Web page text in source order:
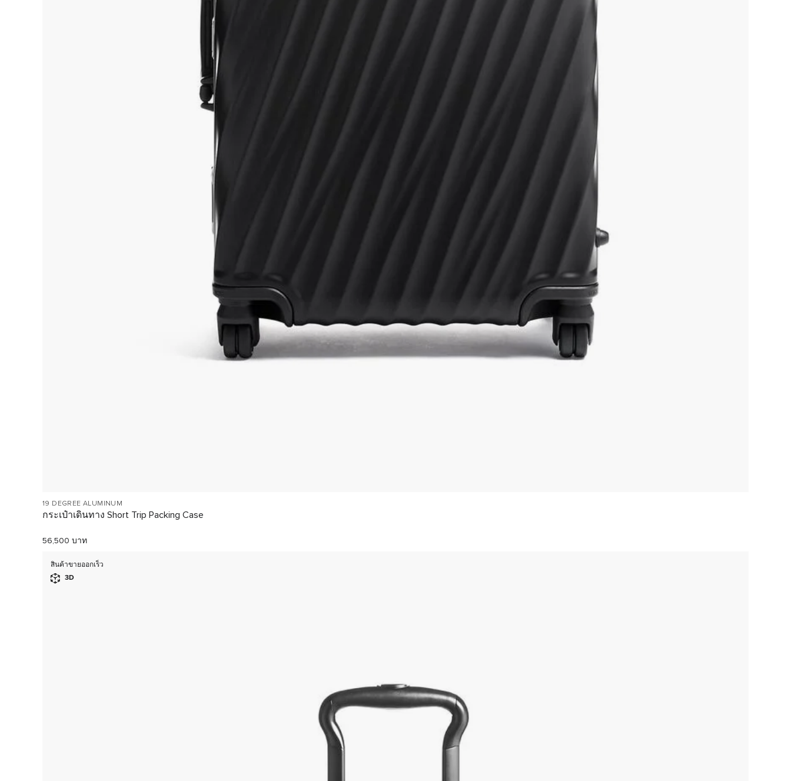
19 DEGREE ALUMINUM
กระเป๋าเดินทาง Short Trip Packing Case
56,500 บาท
สินค้าขายออกเร็ว
3D